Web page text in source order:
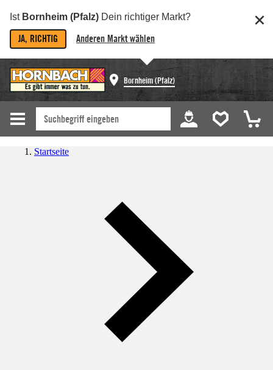
Ist Bornheim (Pfalz) Dein richtiger Markt?
JA, RICHTIG Anderen Markt wählen
Bornheim (Pfalz)
Startseite